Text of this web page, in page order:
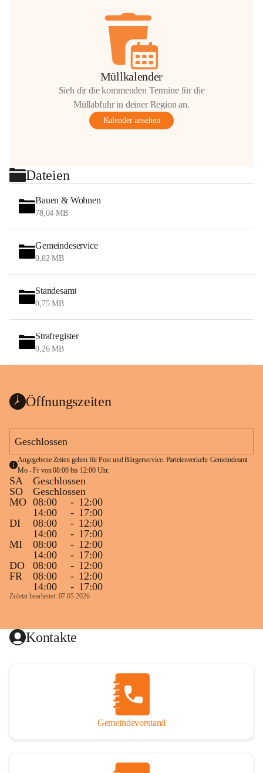
Müllkalender
Sieh dir die kommenden Termine für die
Müllabfuhr in deiner Region an.
Kalender ansehen
Dateien
Bauen & Wohnen
78,04 MB
Gemeindeservice
0,82 MB
Standesamt
0,75 MB
Strafregister
0,26 MB
Öffnungszeiten
Geschlossen
Angegebene Zeiten gelten für Post und Bürgerservice. Parteienverkehr Gemeindeamt
Mo - Fr von 08:00 bis 12:00 Uhr.
SA
Geschlossen
SO
Geschlossen
MO 08:00 - 12:00
14:00
- 17:00
DI
08:00 - 12:00
14:00
- 17:00
MI
08:00 - 12:00
14:00
- 17:00
DO
08:00 - 12:00
FR
08:00 - 12:00
14:00
- 17:00
Zuletzt bearbeitet: 07.05.2026
Kontakte
Gemeindevorstand